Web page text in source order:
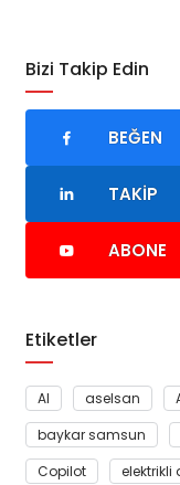
Bizi Takip Edin
BEĞEN
TAKIP
ABONE
Etiketler
AI aselsan
baykar samsun
Copilot
elektrikli